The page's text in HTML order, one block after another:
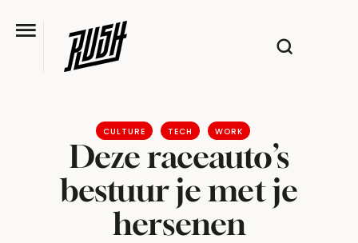
CULTURE TECH WORK
Deze raceauto’s
bestuur je met je
hersenen